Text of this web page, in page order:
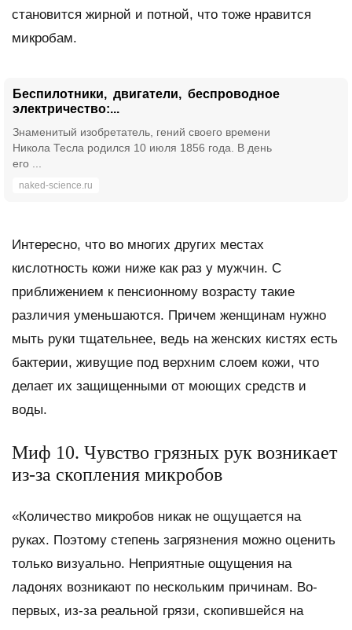
становится жирной и потной, что тоже нравится
микробам.
Беспилотники, двигатели, беспроводное
электричество:...
Знаменитый изобретатель, гений своего времени
Никола Тесла родился 10 июля 1856 года. В день
его ...
naked-science.ru
Интересно, что во многих других местах
кислотность кожи ниже как раз у мужчин. С
приближением к пенсионному возрасту такие
различия уменьшаются. Причем женщинам нужно
мыть руки тщательнее, ведь на женских кистях есть
бактерии, живущие под верхним слоем кожи, что
делает их защищенными от моющих средств и
воды.
Миф 10. Чувство грязных рук возникает
из-за скопления микробов
«Количество микробов никак не ощущается на
руках. Поэтому степень загрязнения можно оценить
только визуально. Неприятные ощущения на
ладонях возникают по нескольким причинам. Во-
первых, из-за реальной грязи, скопившейся на